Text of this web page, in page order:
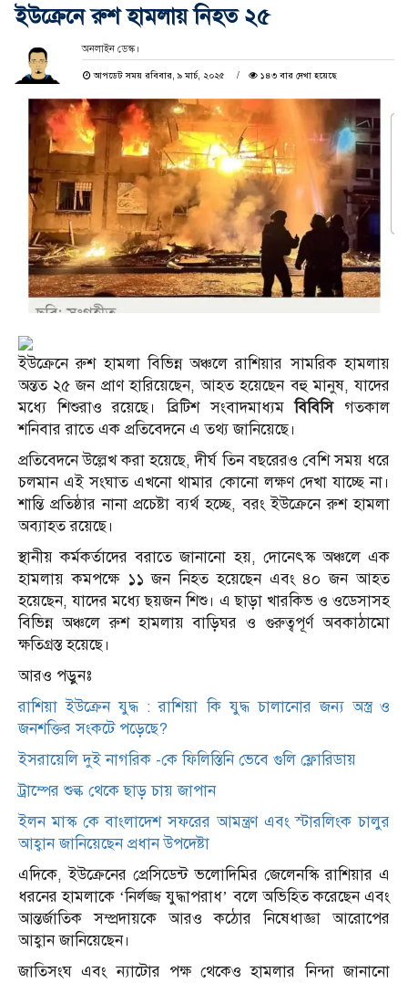
ইউক্রেনে রুশ হামলায় নিহত ২৫
অনলাইন ডেস্ক।
আপডেট সময় রবিবার, ৯ মার্চ, ২০২৫ ১৪৩ বার দেখা হয়েছে
ইউক্রেনে রুশ হামলা বিভিন্ন অঞ্চলে রাশিয়ার সামরিক হামলায়
অন্তত ২৫ জন প্রাণ হারিয়েছেন, আহত হয়েছেন বহু মানুষ, যাদের
মধ্যে শিশুরাও রয়েছে। ব্রিটিশ সংবাদমাধ্যমবিবিসিগতকাল
শনিবার রাতে এক প্রতিবেদনে এ তথ্য জানিয়েছে।
প্রতিবেদনে উল্লেখ করা হয়েছে, দীর্ঘ তিন বছরেরও বেশি সময় ধরে
চলমান এই সংঘাত এখনো থামার কোনো লক্ষণ দেখা যাচ্ছে না।
শান্তি প্রতিষ্ঠার নানা প্রচেষ্টা ব্যর্থ হচ্ছে, বরং ইউক্রেনে রুশ হামলা
অব্যাহত রয়েছে।
স্থানীয় কর্মকর্তাদের বরাতে জানানো হয়, দোনেৎস্ক অঞ্চলে এক
হামলায় কমপক্ষে ১১ জন নিহত হয়েছেন এবং ৪০ জন আহত
হয়েছেন, যাদের মধ্যে ছয়জন শিশু। এ ছাড়া খারকিভ ও ওডেসাসহ
বিভিন্ন অঞ্চলে রুশ হামলায় বাড়িঘর ও গুরুত্বপূর্ণ অবকাঠামো
ক্ষতিগ্রস্ত হয়েছে।
আরও পড়ুনঃ
রাশিয়া ইউক্রেন যুদ্ধ : রাশিয়া কি যুদ্ধ চালানোর জন্য অস্ত্র ও
জনশক্তির সংকটে পড়েছে?
ইসরায়েলি দুই নাগরিক -কে ফিলিস্তিনি ভেবে গুলি ফ্লোরিডায়
ট্রাম্পের শুল্ক থেকে ছাড় চায় জাপান
ইলন মাস্ক কে বাংলাদেশ সফরের আমন্ত্রণ এবং স্টারলিংক চালুর
আহ্বান জানিয়েছেন প্রধান উপদেষ্টা
এদিকে, ইউক্রেনের প্রেসিডেন্ট ভলোদিমির জেলেনস্কি রাশিয়ার এ
ধরনের হামলাকে ‘নির্লজ্জ যুদ্ধাপরাধ’ বলে অভিহিত করেছেন এবং
আন্তর্জাতিক সম্প্রদায়কে আরও কঠোর নিষেধাজ্ঞা আরোপের
আহ্বান জানিয়েছেন।
জাতিসংঘ এবং ন্যাটোর পক্ষ থেকেও হামলার নিন্দা জানানো